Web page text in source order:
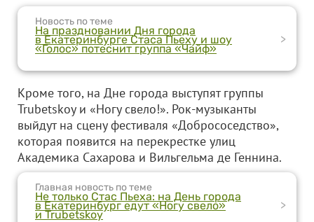
Новость по теме
На праздновании Дня города
в Екатеринбурге Стаса Пьеху и шоу
«Голос» потеснит группа «Чайф»
>
Кроме того, на Дне города выступят группы
Trubetskoy и «Ногу свело!». Рок-музыканты
выйдут на сцену фестиваля «Добрососедство»,
которая появится на перекрестке улиц
Академика Сахарова и Вильгельма де Геннина.
Главная новость по теме
Не только Стас Пьеха: на День города
в Екатеринбург едут «Ногу свело»
и Trubetskoy
>